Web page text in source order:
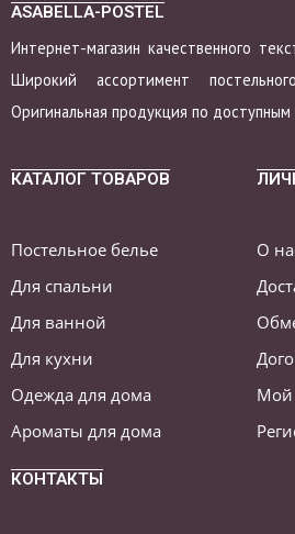
ASABELLA-POSTEL
Интернет-магазин качественного
Широкий ассортимент
Оригинальная продукция по доступным
КАТАЛОГ ТОВАРОВ
Постельное белье
Для спальни
Для ванной
Для кухни
Одежда для дома
Ароматы для дома
О
Мой
КОНТАКТЫ